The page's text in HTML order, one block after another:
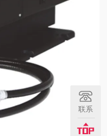
联系